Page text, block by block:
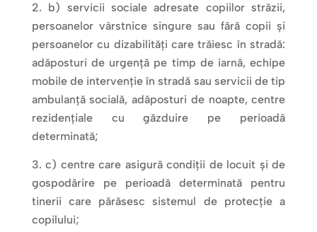
b) servicii sociale adresate copiilor străzii,
persoanelor vârstnice singure sau fără copii și
persoanelor cu dizabilități care trăiesc în stradă:
adăposturi de urgență pe timp de iarnă, echipe
mobile de intervenție în stradă sau servicii de tip
ambulanță socială, adăposturi de noapte, centre
rezidențiale cu găzduire pe perioadă
determinată;
c) centre care asigură condiții de locuit și de
gospodărire pe perioadă determinată pentru
tinerii care părăsesc sistemul de protecție a
copilului;